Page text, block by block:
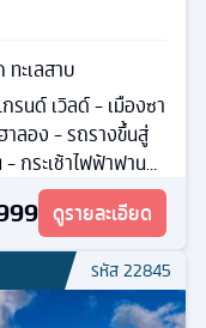
ะเลสาบ
รนด์ เวิลด์ - เมืองซา
ลอง - รถรางขึ้นสู่
กระเช้าไฟฟ้าฟานซี
ดูรายละเอียด
รหัส22845